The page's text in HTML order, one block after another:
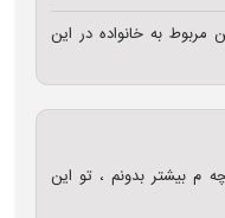
مربوط به خانواده در این
م بیشتر بدونم ، تو این